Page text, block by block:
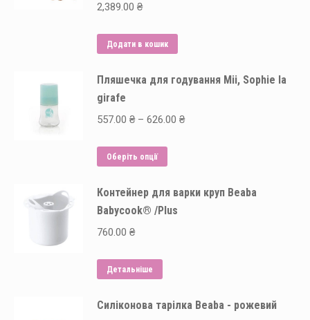
2,389.00 ₴
Додати в кошик
Пляшечка для годування Mii, Sophie la
girafe
557.00 ₴ – 626.00 ₴Price
626.00 ₴
Оберіть опції
має
кілька
на
Контейнер для варки круп Beaba
Babycook® /Plus
760.00 ₴
Детальніше
Силіконова тарілка Beaba - рожевий